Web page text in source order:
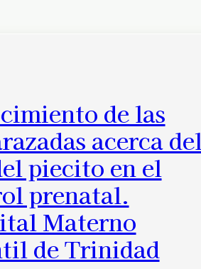
de las
acerca del
piecito en el
prenatal.
Materno
de Trinidad